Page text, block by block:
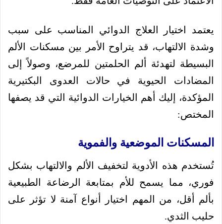
يعتمد اختيار العلاج الدوائي المناسب على سبب
وشدة الالتهاب، قد يتراوح الأمر بين مسكنات الألم
البسيطة لتهدئة ألم الحلمتين للمرضع، وصولاً إلى
المضادات الحيوية في حالات العدوى البكتيرية
المؤكدة، إليك أهم الخيارات الدوائية التي قد يصفها
المختص:
المسكنات الموضعية والفموية
تُستخدم هذه الأدوية لتخفيف الألم والالتهاب بشكل
فوري، مما يسمح للأم بمتابعة الرضاعة الطبيعية
بألم أقل، من المهم اختيار أنواع آمنة لا تؤثر على
حليب الثدي.